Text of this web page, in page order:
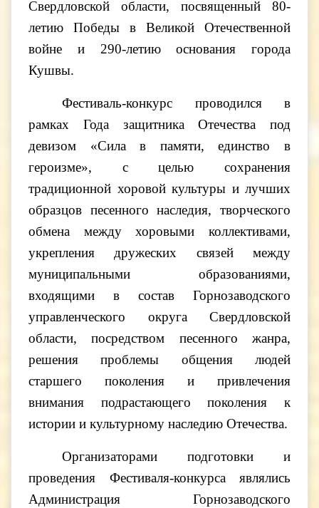
Свердловской области, посвященный 80-
летию Победы в Великой Отечественной
войне и 290-летию основания города
Кушвы.
Фестиваль-конкурс проводился в
рамках Года защитника Отечества под
девизом «Сила в памяти, единство в
героизме», с целью сохранения
традиционной хоровой культуры и лучших
образцов песенного наследия, творческого
обмена между хоровыми коллективами,
укрепления дружеских связей между
муниципальными образованиями,
входящими в состав Горнозаводского
управленческого округа Свердловской
области, посредством песенного жанра,
решения проблемы общения людей
старшего поколения и привлечения
внимания подрастающего поколения к
истории и культурному наследию Отечества.
Организаторами подготовки и
проведения Фестиваля-конкурса являлись
Администрация Горнозаводского